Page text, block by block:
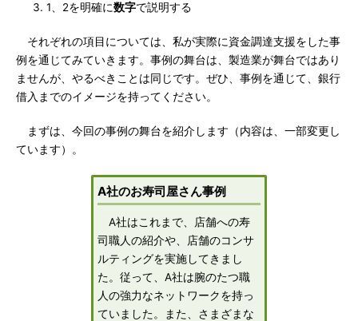
1、2を明確に数字で説明する
それぞれの項目については、私が実際に資金調達支援をした事
例を通じてみていきます。事例の舞台は、製造業が舞台ではあり
ませんが、やるべきことは同じです。ぜひ、事例を通じて、銀行
借入までのイメージを持ってください。
まずは、今回の事例の舞台を紹介します（内容は、一部変更し
ています）。
A社のお寿司屋さん事例
A社はこれまで、店舗への寿
司職人の紹介や、店舗のコンサ
ルティングを実施してきまし
た。従って、A社は腕のたつ職
人の強力なネットワークを持っ
ていました。また、さまざまな